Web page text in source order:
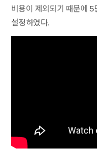
비용이 제외되기 때문에
설정하였다.